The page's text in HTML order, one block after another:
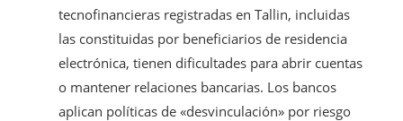
tecnofinancieras registradas en Tallin, incluidas
las constituidas por beneficiarios de residencia
electrónica, tienen dificultades para abrir cuentas
o mantener relaciones bancarias. Los bancos
aplican políticas de «desvinculación» por riesgo